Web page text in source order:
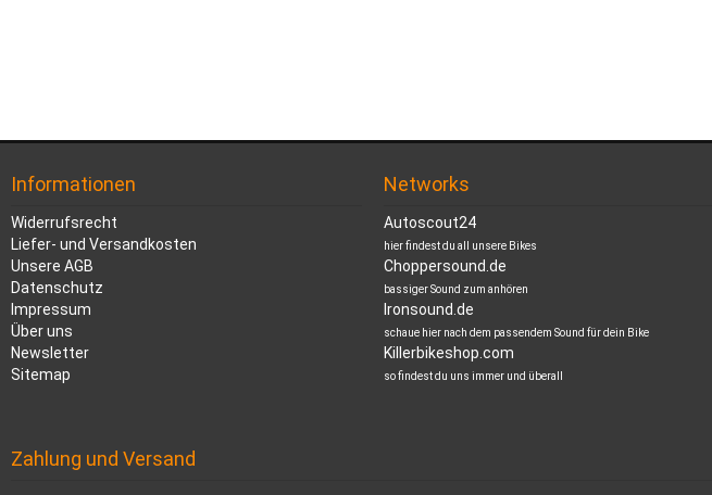
Informationen
Widerrufsrecht
Liefer- und Versandkosten
Unsere AGB
Datenschutz
Impressum
Über uns
Newsletter
Sitemap
Networks
Autoscout24
hier findest du all unsere Bikes
Choppersound.de
bassiger Sound zum anhören
Ironsound.de
schaue hier nach dem passendem Sound für dein Bike
Killerbikeshop.com
so findest du uns immer und überall
Zahlung und Versand